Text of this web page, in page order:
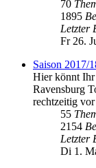
70
1895
Letzter
Fr 26.
Saison 2017/
Hier könnt Ihr
Ravensburg
rechtzeitig
55
2154
Letzter
Di 1.